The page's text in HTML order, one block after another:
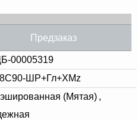
Предзаказ
00005319
ШР+Гл+ХМz
(Мятая) ,